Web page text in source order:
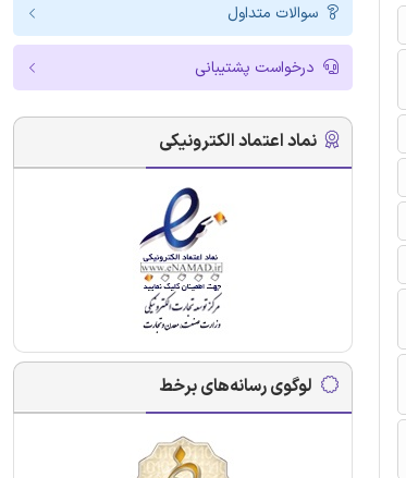
سوالات متداول
درخواست پشتیبانی
نماد اعتماد الکترونیکی
لوگوی رسانه‌های برخط